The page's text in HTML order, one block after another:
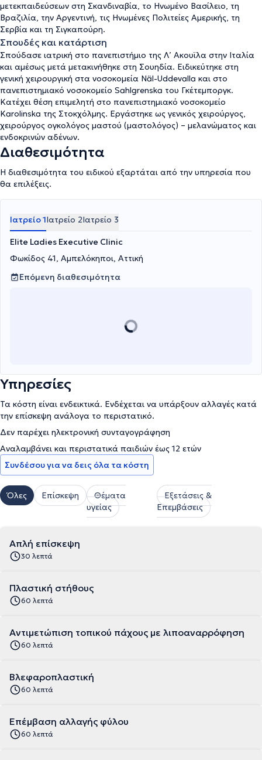
μετεκπαιδεύσεων στη Σκανδιναβία, το Ηνωμένο Βασίλειο, τη
Βραζιλία, την Αργεντινή, τις Ηνωμένες Πολιτείες Αμερικής, τη
Σερβία και τη Σιγκαπούρη.
Σπουδές και κατάρτιση
Σπούδασε ιατρική στο πανεπιστήμιο της Λ’ Ακουϊλα στην Ιταλία
και αμέσως μετά μετακινήθηκε στη Σουηδία. Ειδικεύτηκε στη
γενική χειρουργική στα νοσοκομεία Näl-Uddevalla και στο
πανεπιστημιακό νοσοκομείο Sahlgrenska του Γκέτεμποργκ.
Κατέχει θέση επιμελητή στο πανεπιστημιακό νοσοκομείο
Karolinska της Στοκχόλμης. Εργάστηκε ως γενικός χειρούργος,
χειρούργος ογκολόγος μαστού (μαστολόγος) – μελανώματος και
ενδοκρινών αδένων.
Διαθεσιμότητα
Η διαθεσιμότητα του ειδικού εξαρτάται από την υπηρεσία που
θα επιλέξεις.
Ιατρείο 1Ιατρείο 2Ιατρείο 3
Elite Ladies Executive Clinic
Φωκίδος 41, Αμπελόκηποι, Αττική
Επόμενη διαθεσιμότητα
Υπηρεσίες
Τα κόστη είναι ενδεικτικά. Ενδέχεται να υπάρξουν αλλαγές κατά
την επίσκεψη ανάλογα το περιστατικό.
Δεν παρέχει ηλεκτρονική συνταγογράφηση
Αναλαμβάνει και περιστατικά παιδιών έως 12 ετών
Συνδέσου για να δεις όλα τα κόστη
Όλες Επίσκεψη
Θέματα
υγείας
Εξετάσεις &
Επεμβάσεις
Απλή επίσκεψη
30 λεπτά
Πλαστική στήθους
60 λεπτά
Αντιμετώπιση τοπικού πάχους με λιποαναρρόφηση
60 λεπτά
Βλεφαροπλαστική
60 λεπτά
Επέμβαση αλλαγής φύλου
60 λεπτά